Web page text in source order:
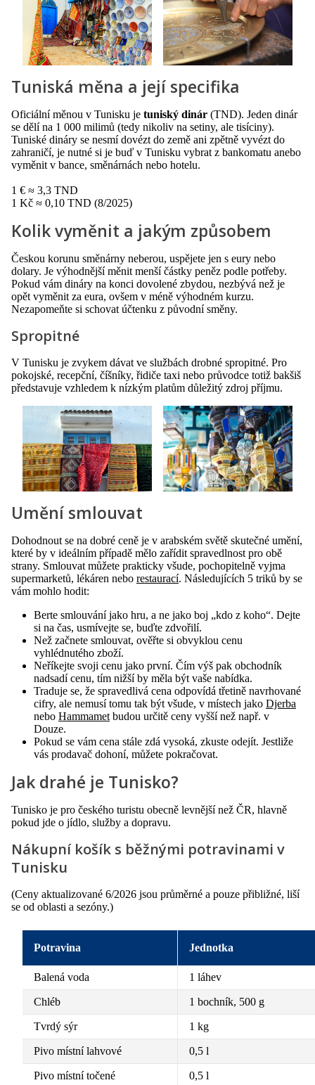
Tuniská měna a její specifika
Oficiální měnou v Tunisku je tuniský dinár (TND). Jeden dinár
se dělí na 1 000 milimů (tedy nikoliv na setiny, ale tisíciny).
Tuniské dináry se nesmí dovézt do země ani zpětně vyvézt do
zahraničí, je nutné si je buď v Tunisku vybrat z bankomatu anebo
vyměnit v bance, směnárnách nebo hotelu.
1 € ≈ 3,3 TND
1 Kč ≈ 0,10 TND (8/2025)
Kolik vyměnit a jakým způsobem
Českou korunu směnárny neberou, uspějete jen s eury nebo
dolary. Je výhodnější měnit menší částky peněz podle potřeby.
Pokud vám dináry na konci dovolené zbydou, nezbývá než je
opět vyměnit za eura, ovšem v méně výhodném kurzu.
Nezapomeňte si schovat účtenku z původní směny.
Spropitné
V Tunisku je zvykem dávat ve službách drobné spropitné. Pro
pokojské, recepční, číšníky, řidiče taxi nebo průvodce totiž bakšiš
představuje vzhledem k nízkým platům důležitý zdroj příjmu.
Umění smlouvat
Dohodnout se na dobré ceně je v arabském světě skutečné umění,
které by v ideálním případě mělo zařídit spravedlnost pro obě
strany. Smlouvat můžete prakticky všude, pochopitelně vyjma
supermarketů, lékáren nebo restaurací. Následujících 5 triků by se
vám mohlo hodit:
Berte smlouvání jako hru, a ne jako boj „kdo z koho“. Dejte
si na čas, usmívejte se, buďte zdvořilí.
Než začnete smlouvat, ověřte si obvyklou cenu
vyhlédnutého zboží.
Neříkejte svoji cenu jako první. Čím výš pak obchodník
nadsadí cenu, tím nižší by měla být vaše nabídka.
Traduje se, že spravedlivá cena odpovídá třetině navrhované
cifry, ale nemusí tomu tak být všude, v místech jako Djerba
nebo Hammamet budou určitě ceny vyšší než např. v
Douze.
Pokud se vám cena stále zdá vysoká, zkuste odejít. Jestliže
vás prodavač dohoní, můžete pokračovat.
Jak drahé je Tunisko?
Tunisko je pro českého turistu obecně levnější než ČR, hlavně
pokud jde o jídlo, služby a dopravu.
Nákupní košík s běžnými potravinami v
Tunisku
(Ceny aktualizované 6/2026 jsou průměrné a pouze přibližné, liší
se od oblasti a sezóny.)
Potravina Jednotka
Balená voda 1 láhev
Chléb 1 bochník, 500 g
Tvrdý sýr 1 kg
Pivo místní lahvové 0,5 l
Pivo místní točené 0,5 l